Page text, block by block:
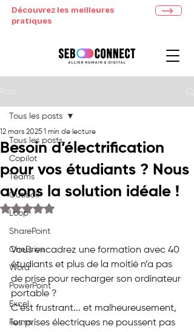
Découvrez les meilleures
pratiques
Tous les posts
Copilot
Teams
Outlook
Loop
SharePoint
OneDrive
Word
PowerPoint
Excel
Forms
Tous les posts
Besoin d’électrification
pour vos étudiants ? Nous
avons la solution idéale !
12 mars 2025 1 min de lecture
Noté NaN étoiles sur 5.
Vous encadrez une formation avec 40
étudiants et plus de la moitié n’a pas
de prise pour recharger son ordinateur
portable ?
C’est frustrant... et malheureusement,
les prises électriques ne poussent pas